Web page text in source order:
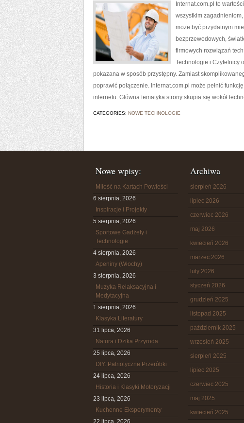
Internat.com.pl to
wszystkim
może być przydatnym
bezprzewodowych,
firmowych rozwiązań
Technologie i Czytelnicy
pokazana w sposób przystępny. Zamiast
poprawić połączenie. Internat.com.pl może pełnić
internetu. Główna tematyka strony skupia się wokół
CATEGORIES: NOWE TECHNOLOGIE
Nowe wpisy:
Miłość na Kartach Powieści
6 sierpnia, 2026
Inspiracje i Projekty
5 sierpnia, 2026
Sportowe Gadżety i
Technologie
4 sierpnia, 2026
Apeniny (Włochy)
3 sierpnia, 2026
Muzyka Relaksacyjna i
Medytacyjna
1 sierpnia, 2026
Klasyka Literatury
31 lipca, 2026
Natura i Dzika Przyroda
25 lipca, 2026
DIY: Patriotyczne Przeróbki
24 lipca, 2026
Historia i Klasyki Motoryzacji
23 lipca, 2026
Kuchenne Eksperymenty
22 lipca, 2026
Archiwa
sierpień 2026
lipiec 2026
czerwiec 2026
maj 2026
kwiecień 2026
marzec 2026
luty 2026
styczeń 2026
grudzień 2025
listopad 2025
październik 2025
wrzesień 2025
sierpień 2025
lipiec 2025
czerwiec 2025
maj 2025
kwiecień 2025